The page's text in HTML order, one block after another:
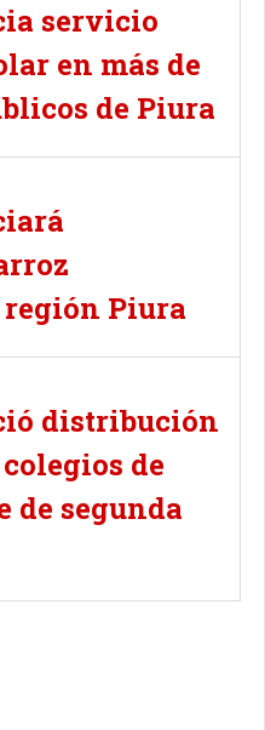
servicio
en más de
de Piura
Piura
distribución
de
de segunda